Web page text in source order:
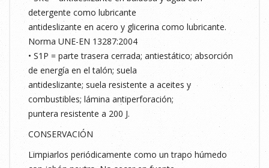
detergente como lubricante
antideslizante en acero y glicerina como lubricante.
Norma UNE-EN 13287:2004
• S1P = parte trasera cerrada; antiestático; absorción
de energía en el talón; suela
antideslizante; suela resistente a aceites y
combustibles; lámina antiperforación;
puntera resistente a 200 J.
CONSERVACIÓN
Limpiarlos periódicamente como un trapo húmedo